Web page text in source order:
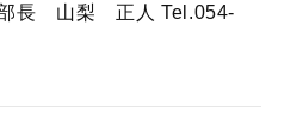
長 山梨 正人 Tel.054-